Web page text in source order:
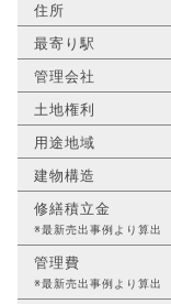
住所
最寄り駅
管理会社
土地権利
用途地域
建物構造
修繕積立金
※最新売出事例より算出
管理費
※最新売出事例より算出